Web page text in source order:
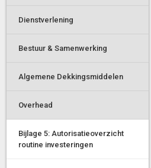
Dienstverlening
Bestuur & Samenwerking
Algemene Dekkingsmiddelen
Overhead
Bijlage 5: Autorisatieoverzicht
routine investeringen